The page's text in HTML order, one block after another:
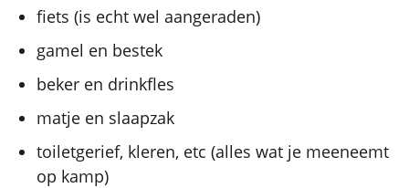
fiets (is echt wel aangeraden)
gamel en bestek
beker en drinkfles
matje en slaapzak
toiletgerief, kleren, etc (alles wat je meeneemt
op kamp)